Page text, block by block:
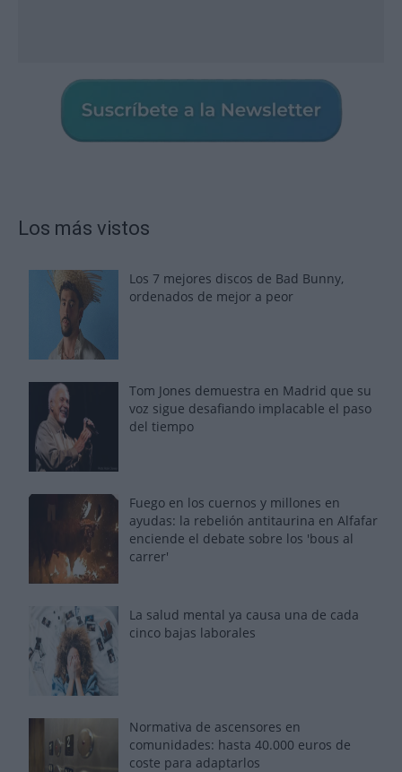
Los más vistos
Los 7 mejores discos de Bad Bunny,
ordenados de mejor a peor
Tom Jones demuestra en Madrid que su
voz sigue desafiando implacable el paso
del tiempo
Fuego en los cuernos y millones en
ayudas: la rebelión antitaurina en Alfafar
enciende el debate sobre los 'bous al
carrer'
La salud mental ya causa una de cada
cinco bajas laborales
Normativa de ascensores en
comunidades: hasta 40.000 euros de
coste para adaptarlos